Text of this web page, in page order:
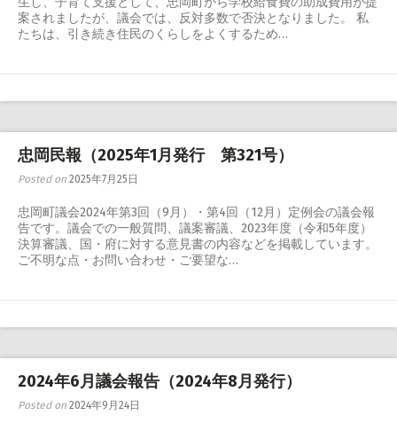
案されましたが、議会では、反対多数で否決となりました。 私
たちは、引き続き住民のくらしをよくするため…
忠岡民報（2025年1月発行 第321号）
Posted on 2025年7月25日
忠岡町議会2024年第3回（9月）・第4回（12月）定例会の議会報
告です。議会での一般質問、議案審議、2023年度（令和5年度）
決算審議、国・府に対する意見書の内容などを掲載しています。
ご不明な点・お問い合わせ・ご要望な…
2024年6月議会報告（2024年8月発行）
Posted on 2024年9月24日